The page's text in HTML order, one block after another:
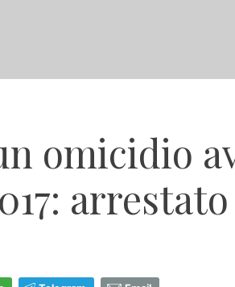
omicidio